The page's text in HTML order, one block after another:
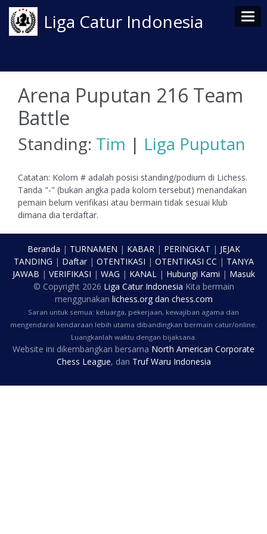
Liga Catur Indonesia
Arena Puputan 216 Team
Battle
Standing: Tim | Liga Puputan
Catatan: Kolom # adalah posisi standing/podium di Lichess.
Tanda "-" (bukan angka pada kolom tersebut) menandakan
pemain belum verifikasi atau bermain tidak sesuai klub
dimana dia terdaftar.
Beranda | TURNAMEN | KABAR| PERINGKAT | JEJAK
TANDING | Daftar| OTENTIKASI | OTENTIKASI CC | TANYA
JAWAB | VERIFIKASI | WAG | KANAL| Hubungi Kami | Masuk
© Copyright 2026 Liga Catur Indonesia Kita bermain
menggunakan lichess.orgdan chess.com
Saran untuk semua: keluarga, pekerjaan, kewajiban agama dan
mengendarai kendaraan lebih utama dibandingkan bermain catur/online.
Luangkanlah waktu dengan bijaksana.
Website ini dikembangkan bersama North American Corporate
Chess League, dan Truf Waru Indonesia